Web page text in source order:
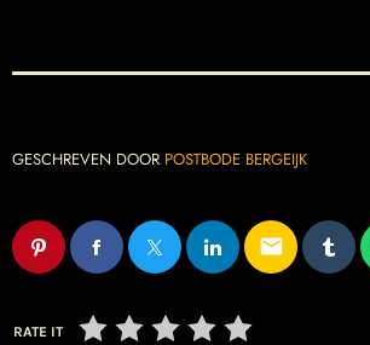
GESCHREVEN DOOR POSTBODE BERGEIJK
email
RATE IT